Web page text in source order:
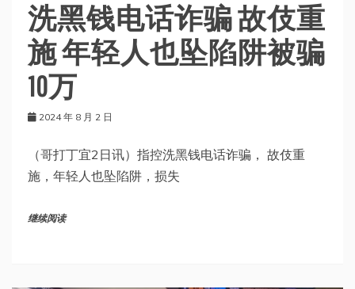
洗黑钱电话诈骗 故伎重
施 年轻人也坠陷阱被骗
10万
2024 年 8 月 2 日
（哥打丁宜2日讯）指控洗黑钱电话诈骗， 故伎重
施，年轻人也坠陷阱，损失
继续阅读